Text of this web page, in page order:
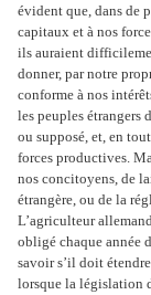
évident que, dans de
capitaux et à nos
ils auraient
donner, par notre
conforme à nos
les peuples étrangers
ou supposé, et, en
forces productives.
nos concitoyens, de
étrangère, ou de la
L’agriculteur
obligé chaque année
savoir s’il doit
lorsque la législation